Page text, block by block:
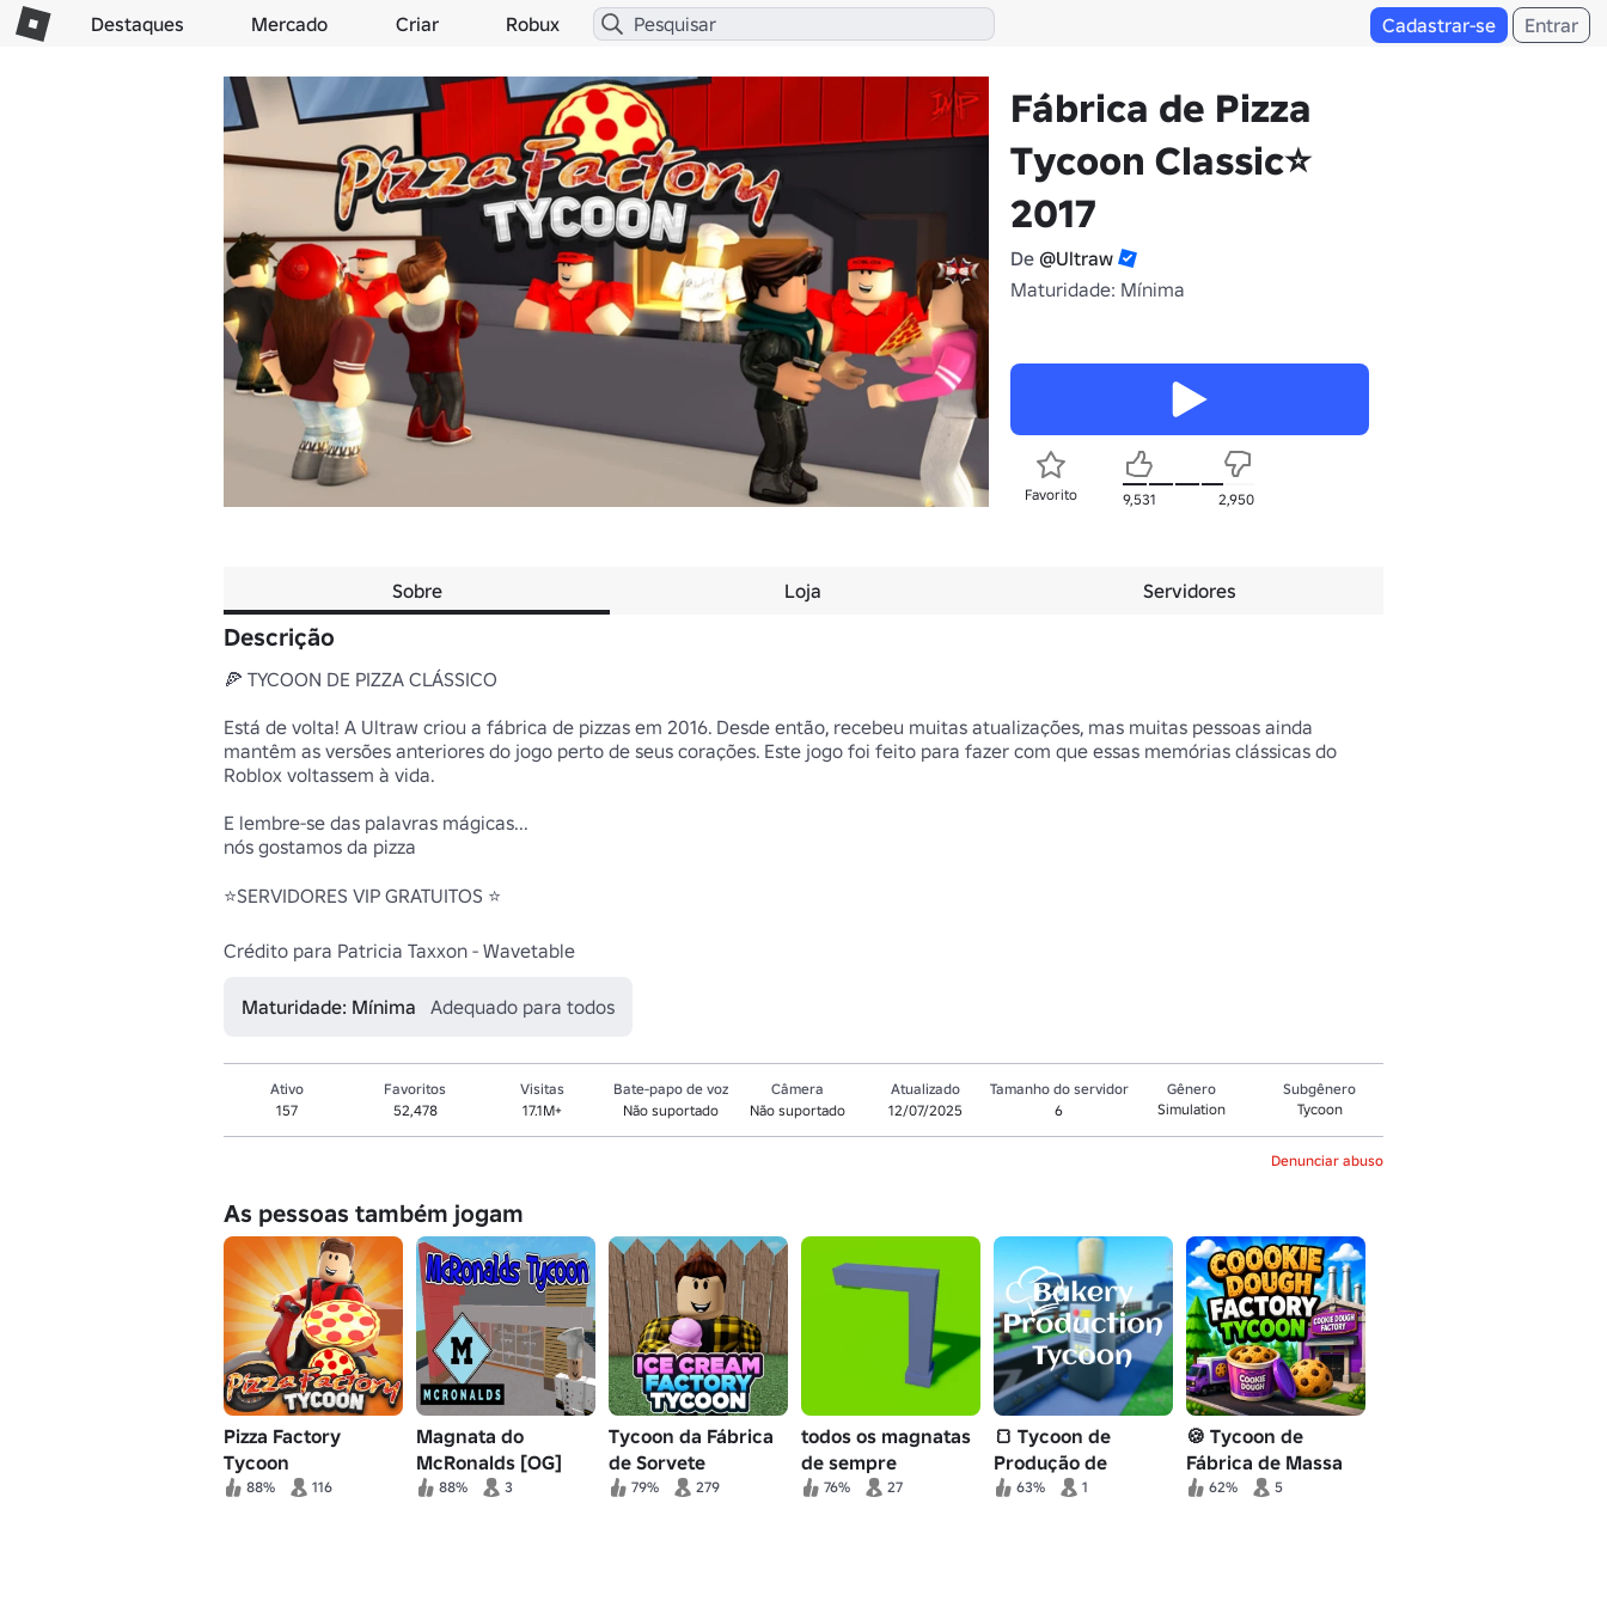
Destaques Mercado Criar Robux Cadastrar-se Entrar
Fábrica de Pizza
Tycoon Classic⭐
2017
De @Ultraw
Maturidade: Mínima
Favorito 9,531 2,950
Sobre Loja Servidores
Descrição
🍕 TYCOON DE PIZZA CLÁSSICO
Está de volta! A Ultraw criou a fábrica de pizzas em 2016. Desde então, recebeu muitas atualizações, mas muitas pessoas ainda
mantêm as versões anteriores do jogo perto de seus corações. Este jogo foi feito para fazer com que essas memórias clássicas do
Roblox voltassem à vida.
E lembre-se das palavras mágicas...
nós gostamos da pizza
⭐SERVIDORES VIP GRATUITOS ⭐
Crédito para Patricia Taxxon - Wavetable
Maturidade: Mínima Adequado para todos
Ativo
157
Favoritos
52,478
Visitas
17.1M+
Bate-papo de voz
Não suportado
Câmera
Não suportado
Atualizado
12/07/2025
Tamanho do servidor
6
Gênero
Simulation
Subgênero
Tycoon
Denunciar abuso
As pessoas também jogam
Pizza Factory
Tycoon
88% 116
Magnata do
McRonalds [OG]
88% 3
Tycoon da Fábrica
de Sorvete
79% 279
todos os magnatas
de sempre
76% 27
🍞 Tycoon de
Produção de
Padaria🍞 (OBBY!)
63% 1
🍪 Tycoon de
Fábrica de Massa
de Biscoitos
62% 5